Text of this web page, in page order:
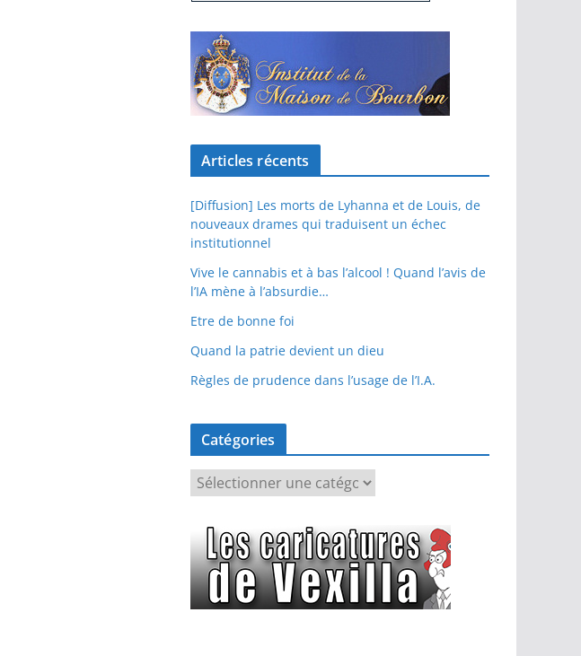
Articles récents
[Diffusion] Les morts de Lyhanna et de Louis, de
nouveaux drames qui traduisent un échec
institutionnel
Vive le cannabis et à bas l’alcool ! Quand l’avis de
l’IA mène à l’absurdie…
Etre de bonne foi
Quand la patrie devient un dieu
Règles de prudence dans l’usage de l’I.A.
Catégories
é
g
o
r